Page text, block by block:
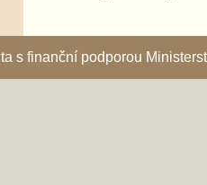
s finanční podporou